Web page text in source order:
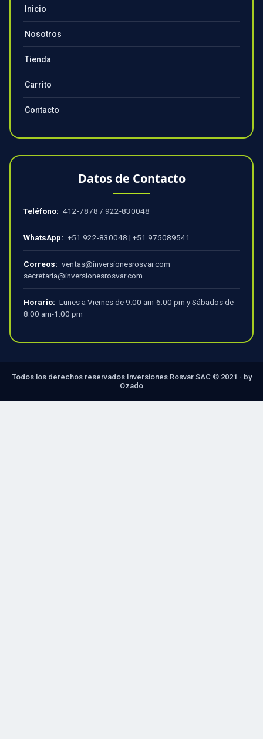
Inicio
Nosotros
Tienda
Carrito
Contacto
Datos de Contacto
Teléfono: 412-7878 / 922-830048
WhatsApp: +51 922-830048 | +51 975089541
Correos: ventas@inversionesrosvar.com
secretaria@inversionesrosvar.com
Horario: Lunes a Viernes de 9:00 am-6:00 pm y Sábados de
8:00 am-1:00 pm
Todos los derechos reservados Inversiones Rosvar SAC © 2021 - by
Ozado